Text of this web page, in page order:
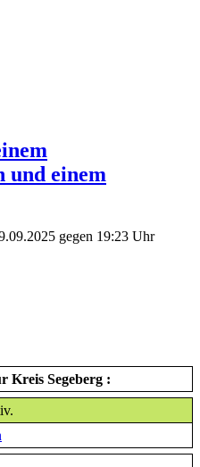
und einem
gegen 19:23 Uhr
Kreis Segeberg :